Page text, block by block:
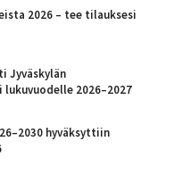
2026 – tee tilauksesi
Jyväskylän
2026–2027
hyväksyttiin